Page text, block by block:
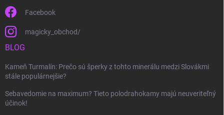
Facebook
magicky_obchod/
BLOG
Kameň Turmalín: Prečo sú šperky z tohto minerálu medzi Slovákmi
stále populárnejšie?
Sebavedomie na maximum? Tieto polodrahokamy majú neuveriteľný
účinok!